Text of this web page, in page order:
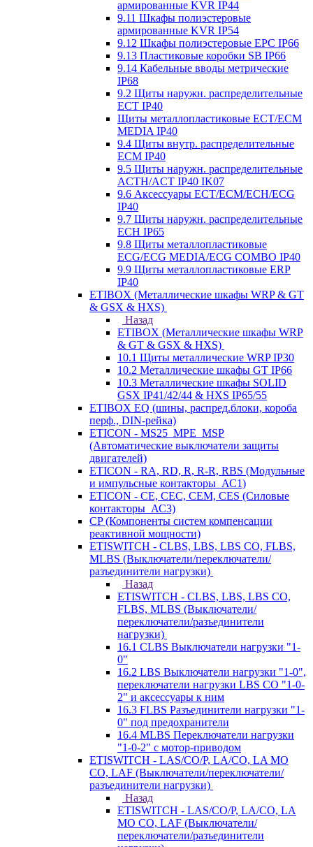
армированные KVR IP44
9.11 Шкафы полиэстеровые
армированные KVR IP54
9.12 Шкафы полиэстеровые EPC IP66
9.13 Пластиковые коробки SB IP66
9.14 Кабельные вводы метрические
IP68
9.2 Щиты наружн. распределительные
ECT IP40
Щиты металлопластиковые ECT/ECM
MEDIA IP40
9.4 Щиты внутр. распределительные
ECМ IP40
9.5 Щиты наружн. распределительные
ACTH/ACT IP40 IK07
9.6 Аксессуары ECT/ECM/ECH/ECG
IP40
9.7 Щиты наружн. распределительные
ECH IP65
9.8 Щиты металлопластиковые
ECG/ECG MEDIA/ECG COMBO IP40
9.9 Щиты металлопластиковые ERP
IP40
ETIBOX (Металлические шкафы WRP & GT
& GSX & HXS)
Назад
ETIBOX (Металлические шкафы WRP
& GT & GSX & HXS)
10.1 Щиты металлические WRP IP30
10.2 Металлические шкафы GT IP66
10.3 Металлические шкафы SOLID
GSX IP41/42/44 & HXS IP65/55
ETIBOX EQ (шины, распред.блоки, короба
перф., DIN-рейка)
ETICON - MS25_MPE_MSP
(Автоматические выключатели защиты
двигателей)
ETICON - RA, RD, R, R-R, RBS (Модульные
и импульсные контакторы_АС1)
ETICON - CE, CEC, CEM, CES (Силовые
контакторы_АС3)
CP (Компоненты систем компенсации
реактивной мощности)
ETISWITCH - CLBS, LBS, LBS CO, FLBS,
MLBS (Выключатели/переключатели/
разъединители нагрузки)
Назад
ETISWITCH - CLBS, LBS, LBS CO,
FLBS, MLBS (Выключатели/
переключатели/разъединители
нагрузки)
16.1 CLBS Выключатели нагрузки "1-
0"
16.2 LBS Выключатели нагрузки "1-0",
переключатели нагрузки LBS CO "1-0-
2" и аксессуары к ним
16.3 FLBS Разъединители нагрузки "1-
0" под предохранители
16.4 MLBS Переключатели нагрузки
"1-0-2" с мотор-приводом
ETISWITCH - LAS/CO/P, LA/CO, LA MO
CO, LAF (Выключатели/переключатели/
разъединители нагрузки)
Назад
ETISWITCH - LAS/CO/P, LA/CO, LA
MO CO, LAF (Выключатели/
переключатели/разъединители